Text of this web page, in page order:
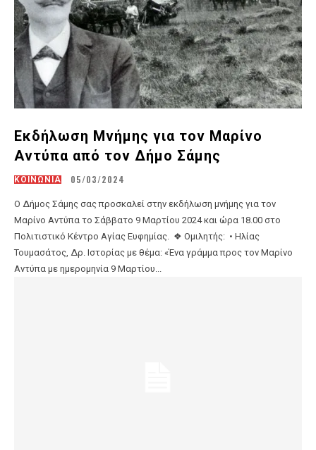
Εκδήλωση Μνήμης για τον Μαρίνο
Αντύπα από τον Δήμο Σάμης
ΚΟΙΝΩΝΙΑ 05/03/2024
Ο Δήμος Σάμης σας προσκαλεί στην εκδήλωση μνήμης για τον
Μαρίνο Αντύπα το Σάββατο 9 Μαρτίου 2024 και ώρα 18.00 στο
Πολιτιστικό Κέντρο Αγίας Ευφημίας. ❖ Ομιλητής: • Ηλίας
Τουμασάτος, Δρ. Ιστορίας με θέμα: «Ένα γράμμα προς τον Μαρίνο
Αντύπα με ημερομηνία 9 Μαρτίου...